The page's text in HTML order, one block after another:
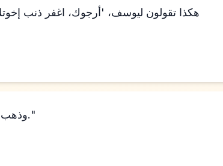
وذهب إخوته أيضًا وسقطوا أمام وجهه، وقالوا: "انظر، نحن عبيدك."